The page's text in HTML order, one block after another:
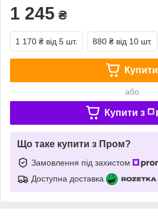
1 245 ₴
1 170 ₴ від 5 шт. 880 ₴ від 10 шт.
Купити
або
Купити з
Що таке купити з Пром?
Замовлення під захистом
Доступна доставка